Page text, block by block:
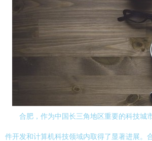
合肥，作为中国长三角地区重要的科技城
件开发和计算机科技领域内取得了显著进展。